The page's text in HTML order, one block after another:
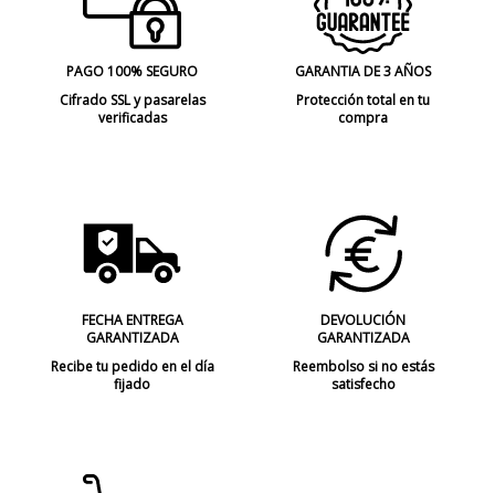
PAGO 100% SEGURO
Cifrado SSL y pasarelas
verificadas
GARANTIA DE 3 AÑOS
Protección total en tu
compra
FECHA ENTREGA
GARANTIZADA
Recibe tu pedido en el día
fijado
DEVOLUCIÓN
GARANTIZADA
Reembolso si no estás
satisfecho